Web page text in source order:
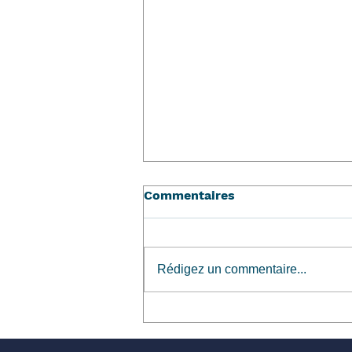
Commentaires
Rédigez un commentaire...